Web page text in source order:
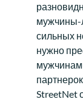
мужчины-
сильных
нужно
StreetNet